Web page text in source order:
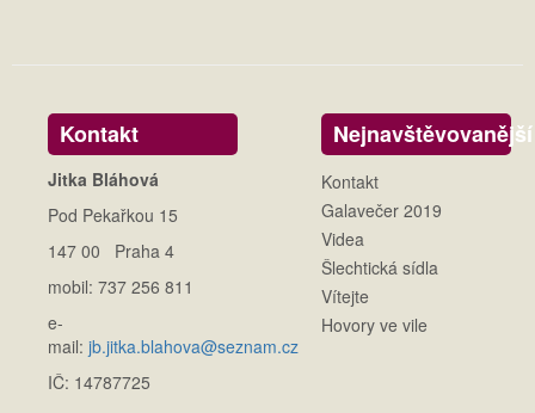
Kontakt
Jitka Bláhová
Pod Pekařkou 15
147 00 Praha 4
mobil: 737 256 811
e-
mail: jb.jitka.blahova@seznam.cz
IČ: 14787725
Nejnavštěvovanější
Kontakt
Galavečer 2019
Videa
Šlechtická sídla
Vítejte
Hovory ve vile